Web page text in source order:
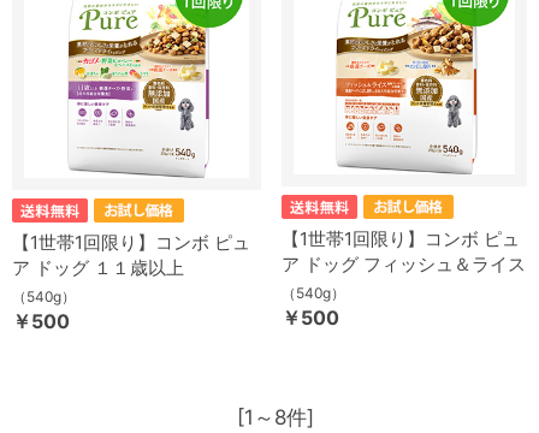
【1世帯1回限り】コンボ ピュ
ア ドッグ １１歳以上
（540g）
￥500
【1世帯1回限り】コンボ ピュ
ア ドッグ フィッシュ＆ライス
（540g）
￥500
[1～8件]